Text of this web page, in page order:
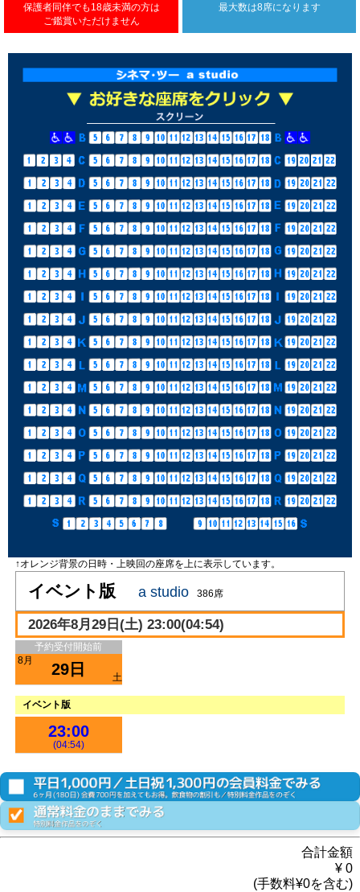
保護者同伴でも18歳未満の方は
ご鑑賞いただけません
最大数は8席になります
↑オレンジ背景の日時・上映回の座席を上に表示しています。
イベント版 a studio 386席
2026年8月29日(土) 23:00(04:54)
予約受付開始前
8月
29日 土
イベント版
23:00
(04:54)
合計金額
¥ 0
(手数料¥0を含む)